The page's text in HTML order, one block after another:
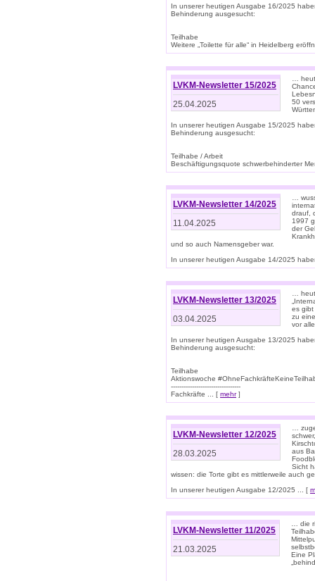
In unserer heutigen Ausgabe 16/2025
Behinderung ausgesucht:
Teilhabe
Weitere „Toilette für alle“ in Heidelberg
LVKM-Newsletter 15/2025
25.04.2025
…
50
In unserer heutigen Ausgabe 15/2025
Behinderung ausgesucht:
Teilhabe / Arbeit
Beschäftigungsquote schwerbehinderter
LVKM-Newsletter 14/2025
11.04.2025
…
drauf,
1997
der
und so auch Namensgeber war.
In unserer heutigen Ausgabe 14/2025
LVKM-Newsletter 13/2025
03.04.2025
…
es gibt
zu
vor
In unserer heutigen Ausgabe 13/2025
Behinderung ausgesucht:
Teilhabe
Aktionswoche
---------------------------------
Fachkräfte ... [ mehr]
LVKM-Newsletter 12/2025
28.03.2025
…
aus
Sicht
wissen: die Torte gibt es mittlerweile auch
In unserer heutigen Ausgabe 12/2025 ... [
LVKM-Newsletter 11/2025
21.03.2025
… die
Eine